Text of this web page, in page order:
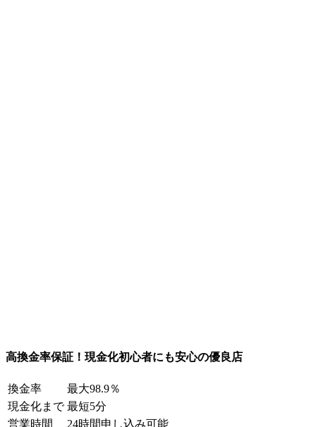
高換金率保証！現金化初心者にも安心の優良店
換金率
最大98.9％
現金化まで 最短5分
営業時間
24時間申し込み可能